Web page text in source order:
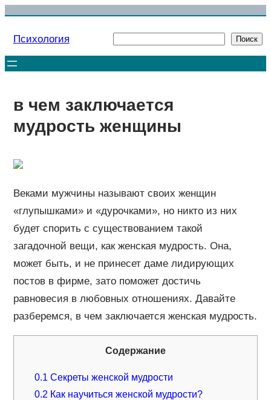
Перейти
Психология Поиск
в чем заключается
мудрость женщины
Веками мужчины называют своих женщин
«глупышками» и «дурочками», но никто из них
будет спорить с существованием такой
загадочной вещи, как женская мудрость. Она,
может быть, и не принесет даме лидирующих
постов в фирме, зато поможет достичь
равновесия в любовных отношениях. Давайте
разберемся, в чем заключается женская мудрость.
Содержание
0.1 Секреты женской мудрости
0.2 Как научиться женской мудрости?